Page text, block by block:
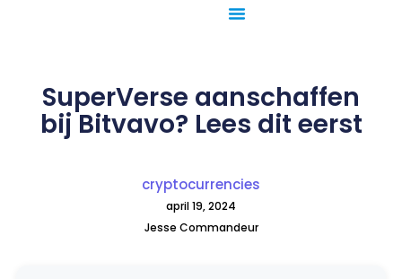
SuperVerse aanschaffen
bij Bitvavo? Lees dit eerst
cryptocurrencies
april 19, 2024
Jesse Commandeur